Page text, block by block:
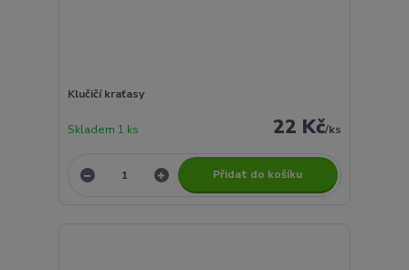
Klučičí kraťasy
22 Kč/ks
Skladem 1 ks
Přidat do košíku